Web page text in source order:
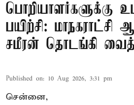
பொறியாளர்களுக்கு
பயிற்சி:
சமீரன் தொடங்கி
Published on: 10 Aug 2026, 3:31 pm
சென்னை,